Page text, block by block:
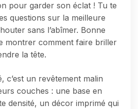
pour garder son éclat ! Tu te
questions sur la meilleure
sans l’abîmer. Bonne
montrer comment faire briller
la tête.
c’est un revêtement malin
couches : une base en
densité, un décor imprimé qui